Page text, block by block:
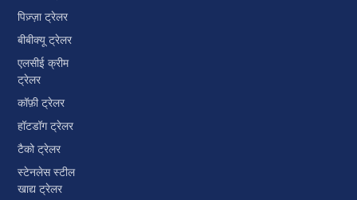
पिज़्ज़ा ट्रेलर
बीबीक्यू ट्रेलर
एलसीई क्रीम
ट्रेलर
कॉफ़ी ट्रेलर
हॉटडॉग ट्रेलर
टैको ट्रेलर
स्टेनलेस स्टील
खाद्य ट्रेलर